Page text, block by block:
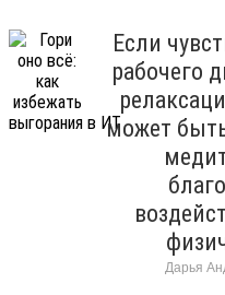
Если
рабочего
может
Дарья